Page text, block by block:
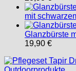
mit
Glanzbürste
19,90 €